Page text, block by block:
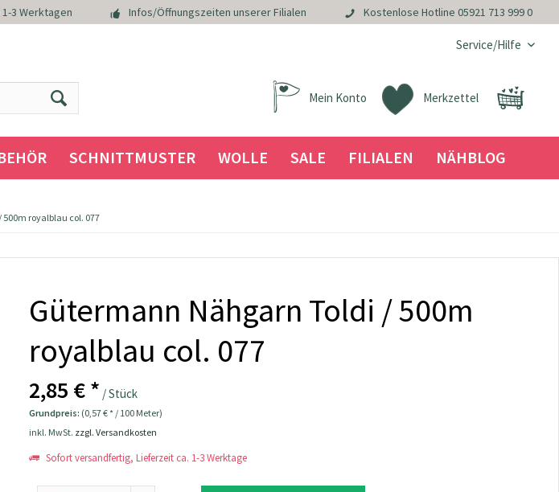
3 Werktagen Infos/Öffnungszeiten unserer Filialen Kostenlose Hotline 05921 713 999 0
Service/Hilfe
Merkzettel
Mein Konto
SCHNITTMUSTER WOLLE SALE FILIALEN NÄHBLOG
royalblau col. 077
Gütermann Nähgarn Toldi / 500m
royalblau col. 077
2,85 € * / Stück
Grundpreis: (0,57 € * / 100 Meter)
inkl. MwSt. zzgl. Versandkosten
Sofort versandfertig, Lieferzeit ca. 1-3 Werktage